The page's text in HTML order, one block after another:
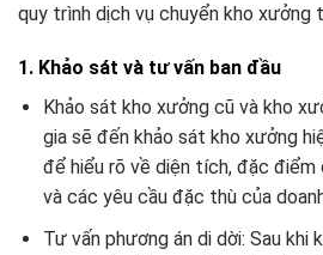
quy trình dịch vụ chuyển kho xưởng
1. Khảo sát và tư vấn ban đầu
Khảo sát kho xưởng cũ và kho
gia sẽ đến khảo sát kho xưởng
để hiểu rõ về diện tích, đặc
và các yêu cầu đặc thù của
Tư vấn phương án di dời: Sau khi